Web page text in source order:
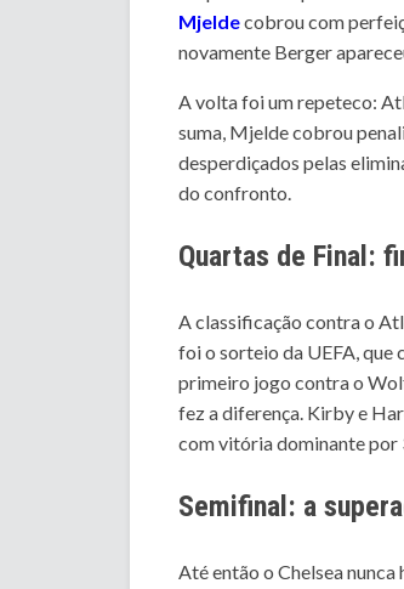
Mjeldecobrou com
novamente Berger
A volta foi um repeteco:
suma, Mjelde cobrou
desperdiçados pelas
do confronto.
Quartas de Final:
A classificação contra o
foi o sorteio da UEFA, que
primeiro jogo contra o
fez a diferença. Kirby e
com vitória dominante por
Semifinal: a
Até então o Chelsea